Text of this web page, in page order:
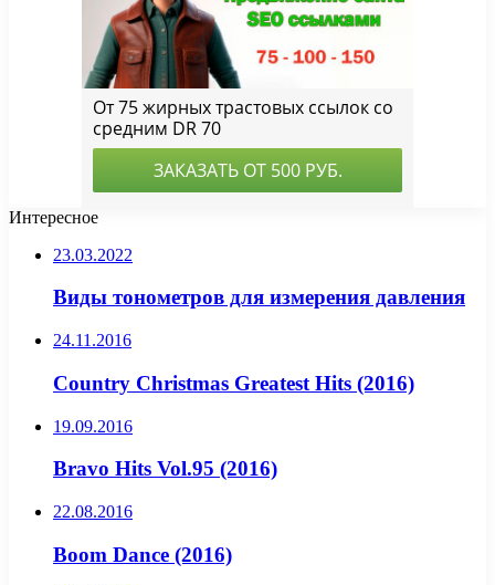
Интересное
23.03.2022
Виды тонометров для измерения давления
24.11.2016
Country Christmas Greatest Hits (2016)
19.09.2016
Bravo Hits Vol.95 (2016)
22.08.2016
Boom Dance (2016)